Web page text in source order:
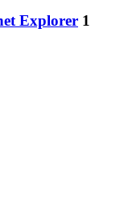
Explorer 1